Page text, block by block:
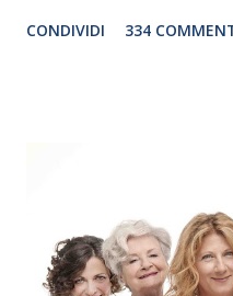
debutterà il 10 settembre a
“Settembre dell’Accademia”
consecutivo. Il pubblico
giovani artisti della Baltic
CONDIVIDI 334